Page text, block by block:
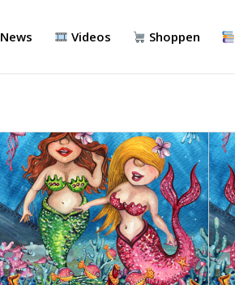
News Videos Shoppen